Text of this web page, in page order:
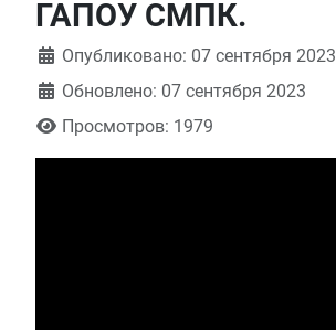
ГАПОУ СМПК.
Информация о материале
Опубликовано: 07 сентября 2023
Обновлено: 07 сентября 2023
Просмотров: 1979